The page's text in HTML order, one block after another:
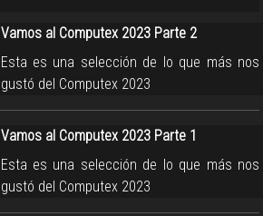
Vamos al Computex 2023 Parte 2
Esta es una selección de lo que más nos
gustó del Computex 2023
Vamos al Computex 2023 Parte 1
Esta es una selección de lo que más nos
gustó del Computex 2023